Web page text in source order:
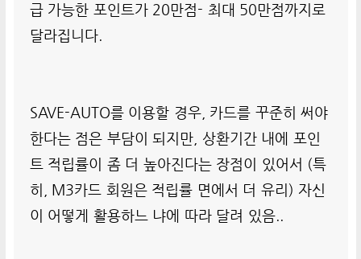
급 가능한 포인트가 20만점- 최대 50만점까지로
달라집니다.
SAVE-AUTO를 이용할 경우, 카드를 꾸준히 써야
한다는 점은 부담이 되지만, 상환기간 내에 포인
트 적립률이 좀 더 높아진다는 장점이 있어서 (특
히, M3카드 회원은 적립률 면에서 더 유리) 자신
이 어떻게 활용하느 냐에 따라 달려 있음..